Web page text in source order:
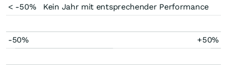
< -50%
Kein Jahr mit entsprechender Performance
-50% +50%